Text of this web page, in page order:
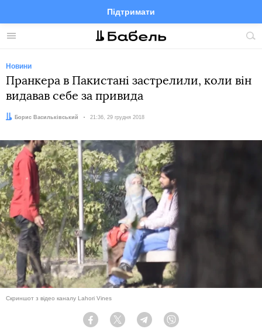
Меню
Підтримати
FacebookTelegramTwitter
Новини
Пранкера в Пакистані застрелили, коли він
видавав себе за привида
Автор:Борис Васильківський Дата:
21:36, 29 грудня 2018
Скриншот з відео каналу Lahori Vines
Facebook Twitter Telegram